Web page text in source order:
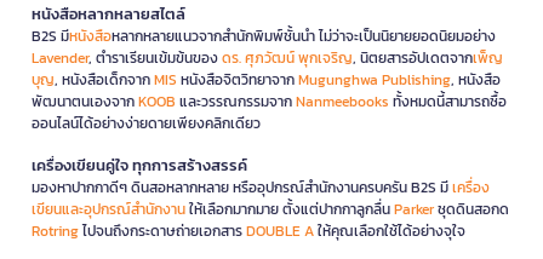
หนังสือหลากหลายสไตล์
B2S มีหนังสือหลากหลายแนวจากสำนักพิมพ์ชั้นนำ ไม่ว่าจะเป็นนิยายยอดนิยมอย่าง
Lavender, ตำราเรียนเข้มข้นของดร. ศุภวัฒน์ พุกเจริญ, นิตยสารอัปเดตจากเพ็ญ
บุญ, หนังสือเด็กจากMIS หนังสือจิตวิทยาจากMugunghwa Publishing, หนังสือ
พัฒนาตนเองจากKOOB และวรรณกรรมจากNanmeebooks ทั้งหมดนี้สามารถซื้อ
ออนไลน์ได้อย่างง่ายดายเพียงคลิกเดียว
เครื่องเขียนคู่ใจ ทุกการสร้างสรรค์
มองหาปากกาดีๆ ดินสอหลากหลาย หรืออุปกรณ์สำนักงานครบครัน B2S มีเครื่อง
เขียนและอุปกรณ์สำนักงานให้เลือกมากมาย ตั้งแต่ปากกาลูกลื่นParkerชุดดินสอกด
Rotringไปจนถึงกระดาษถ่ายเอกสารDOUBLE Aให้คุณเลือกใช้ได้อย่างจุใจ